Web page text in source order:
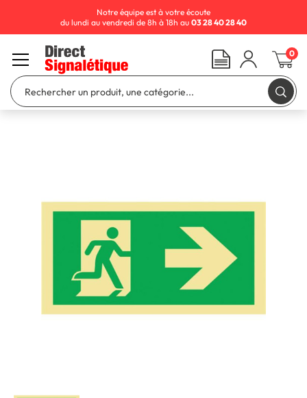
Notre équipe est à votre écoute
du lundi au vendredi de 8h à 18h au 03 28 40 28 40
0